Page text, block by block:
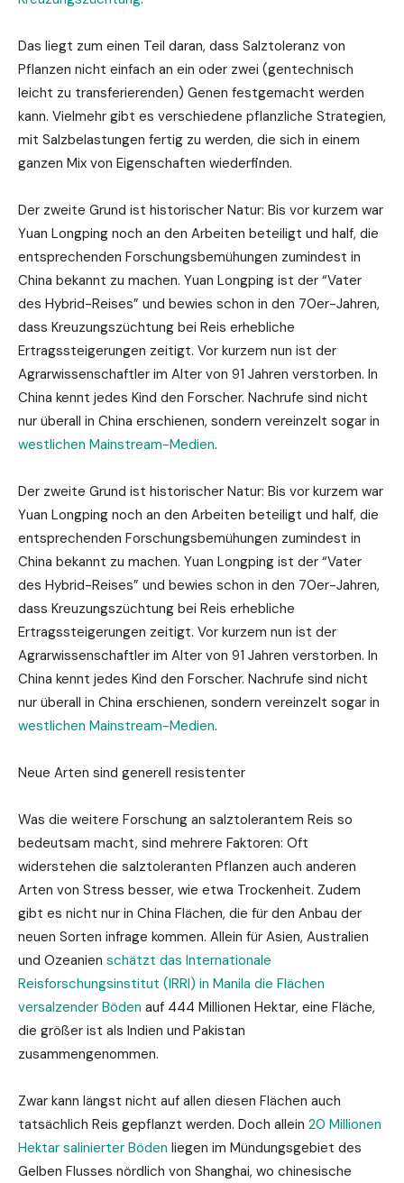
Das liegt zum einen Teil daran, dass Salztoleranz von
Pflanzen nicht einfach an ein oder zwei (gentechnisch
leicht zu transferierenden) Genen festgemacht werden
kann. Vielmehr gibt es verschiedene pflanzliche Strategien,
mit Salzbelastungen fertig zu werden, die sich in einem
ganzen Mix von Eigenschaften wiederfinden.
Der zweite Grund ist historischer Natur: Bis vor kurzem war
Yuan Longping noch an den Arbeiten beteiligt und half, die
entsprechenden Forschungsbemühungen zumindest in
China bekannt zu machen. Yuan Longping ist der “Vater
des Hybrid-Reises” und bewies schon in den 70er-Jahren,
dass Kreuzungszüchtung bei Reis erhebliche
Ertragssteigerungen zeitigt. Vor kurzem nun ist der
Agrarwissenschaftler im Alter von 91 Jahren verstorben. In
China kennt jedes Kind den Forscher. Nachrufe sind nicht
nur überall in China erschienen, sondern vereinzelt sogar in
westlichen Mainstream-Medien.
Der zweite Grund ist historischer Natur: Bis vor kurzem war
Yuan Longping noch an den Arbeiten beteiligt und half, die
entsprechenden Forschungsbemühungen zumindest in
China bekannt zu machen. Yuan Longping ist der “Vater
des Hybrid-Reises” und bewies schon in den 70er-Jahren,
dass Kreuzungszüchtung bei Reis erhebliche
Ertragssteigerungen zeitigt. Vor kurzem nun ist der
Agrarwissenschaftler im Alter von 91 Jahren verstorben. In
China kennt jedes Kind den Forscher. Nachrufe sind nicht
nur überall in China erschienen, sondern vereinzelt sogar in
westlichen Mainstream-Medien.
Neue Arten sind generell resistenter
Was die weitere Forschung an salztolerantem Reis so
bedeutsam macht, sind mehrere Faktoren: Oft
widerstehen die salztoleranten Pflanzen auch anderen
Arten von Stress besser, wie etwa Trockenheit. Zudem
gibt es nicht nur in China Flächen, die für den Anbau der
neuen Sorten infrage kommen. Allein für Asien, Australien
und Ozeanien schätzt das Internationale
Reisforschungsinstitut (IRRI) in Manila die Flächen
versalzender Böden auf 444 Millionen Hektar, eine Fläche,
die größer ist als Indien und Pakistan
zusammengenommen.
Zwar kann längst nicht auf allen diesen Flächen auch
tatsächlich Reis gepflanzt werden. Doch allein 20 Millionen
Hektar salinierter Böden liegen im Mündungsgebiet des
Gelben Flusses nördlich von Shanghai, wo chinesische